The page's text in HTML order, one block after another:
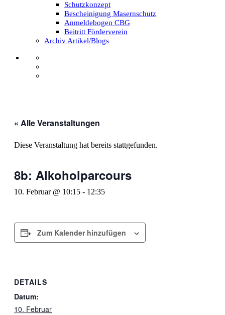
Schutzkonzept
Bescheinigung Masernschutz
Anmeldebogen CBG
Beitritt Förderverein
Archiv Artikel/Blogs
« Alle Veranstaltungen
Diese Veranstaltung hat bereits stattgefunden.
8b: Alkoholparcours
10. Februar @ 10:15 - 12:35
Zum Kalender hinzufügen
DETAILS
Datum:
10. Februar